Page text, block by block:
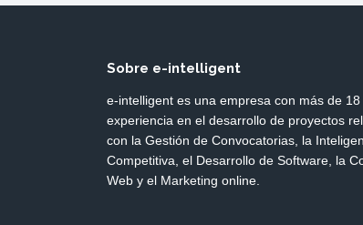
Sobre e-intelligent
e-intelligent es una empresa con más de
experiencia en el desarrollo de proyectos
con la Gestión de Convocatorias, la
Competitiva, el Desarrollo de Software, la
Web y el Marketing online.